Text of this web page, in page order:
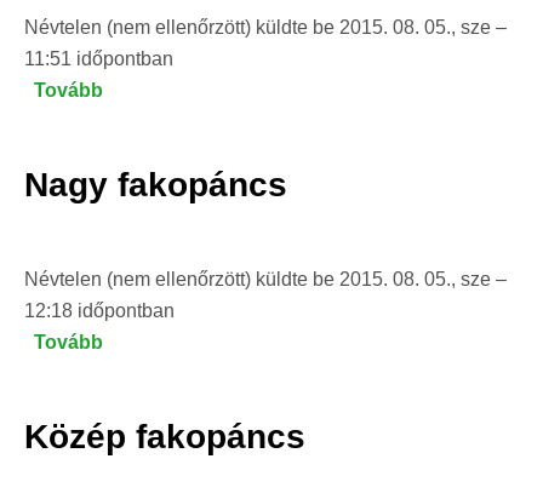
Névtelen (nem ellenőrzött) küldte be 2015. 08. 05., sze –
11:51 időpontban
Tovább
Nagy fakopáncs
Névtelen (nem ellenőrzött) küldte be 2015. 08. 05., sze –
12:18 időpontban
Tovább
Közép fakopáncs